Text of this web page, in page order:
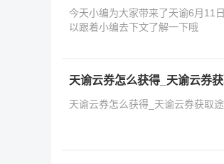
今天小编为大家带来了天谕6月11
以跟着小编去下文了解一下哦
天谕云券怎么获得_天谕云券
天谕云券怎么获得_天谕云券获取